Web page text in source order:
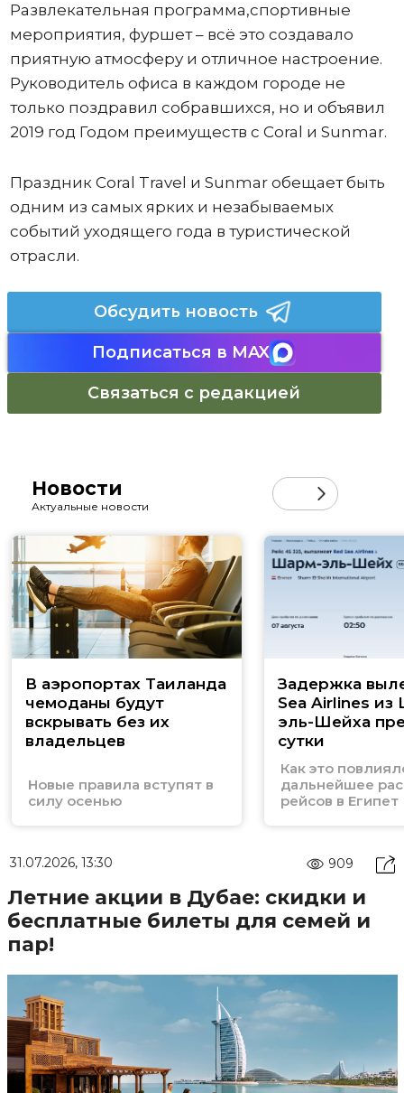
Развлекательная программа,спортивные
мероприятия, фуршет – всё это создавало
приятную атмосферу и отличное настроение.
Руководитель офиса в каждом городе не
только поздравил собравшихся, но и объявил
2019 год Годом преимуществ с Coral и Sunmar.
Праздник Coral Travel и Sunmar обещает быть
одним из самых ярких и незабываемых
событий уходящего года в туристической
отрасли.
Обсудить новость
Подписаться в MAX
Связаться с редакцией
Новости
Актуальные новости
В аэропортах Таиланда
чемоданы будут
вскрывать без их
владельцев
Новые правила вступят в
силу осенью
Задержка
Sea Airlines
эль-Шейха
сутки
Как это
дальнейшее
рейсов в Египет
31.07.2026, 13:30 909
Летние акции в Дубае: скидки и
бесплатные билеты для семей и
пар!